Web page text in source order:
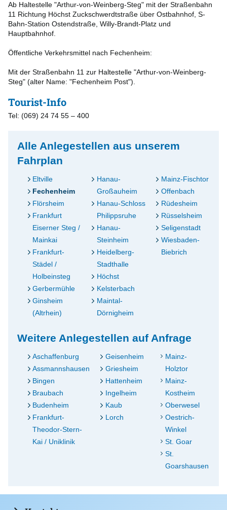
Ab Haltestelle "Arthur-von-Weinberg-Steg" mit der Straßenbahn
11 Richtung Höchst Zuckschwerdtstraße über Ostbahnhof, S-
Bahn-Station Ostendstraße, Willy-Brandt-Platz und
Hauptbahnhof.
Öffentliche Verkehrsmittel nach Fechenheim:
Mit der Straßenbahn 11 zur Haltestelle "Arthur-von-Weinberg-
Steg" (alter Name: "Fechenheim Post").
Tourist-Info
Tel: (069) 24 74 55 – 400
Alle Anlegestellen aus unserem
Fahrplan
Eltville
Fechenheim
Flörsheim
Frankfurt
Eiserner Steg /
Mainkai
Frankfurt-
Städel /
Holbeinsteg
Gerbermühle
Ginsheim
(Altrhein)
Hanau-
Großauheim
Hanau-Schloss
Philippsruhe
Hanau-
Steinheim
Heidelberg-
Stadthalle
Höchst
Kelsterbach
Maintal-
Dörnigheim
Mainz-Fischtor
Offenbach
Rüdesheim
Rüsselsheim
Seligenstadt
Wiesbaden-
Biebrich
Weitere Anlegestellen auf Anfrage
Aschaffenburg
Assmannshausen
Bingen
Braubach
Budenheim
Frankfurt-
Theodor-Stern-
Kai / Uniklinik
Geisenheim
Griesheim
Hattenheim
Ingelheim
Kaub
Lorch
Mainz-
Holztor
Mainz-
Kostheim
Oberwesel
Oestrich-
Winkel
St. Goar
St.
Goarshausen